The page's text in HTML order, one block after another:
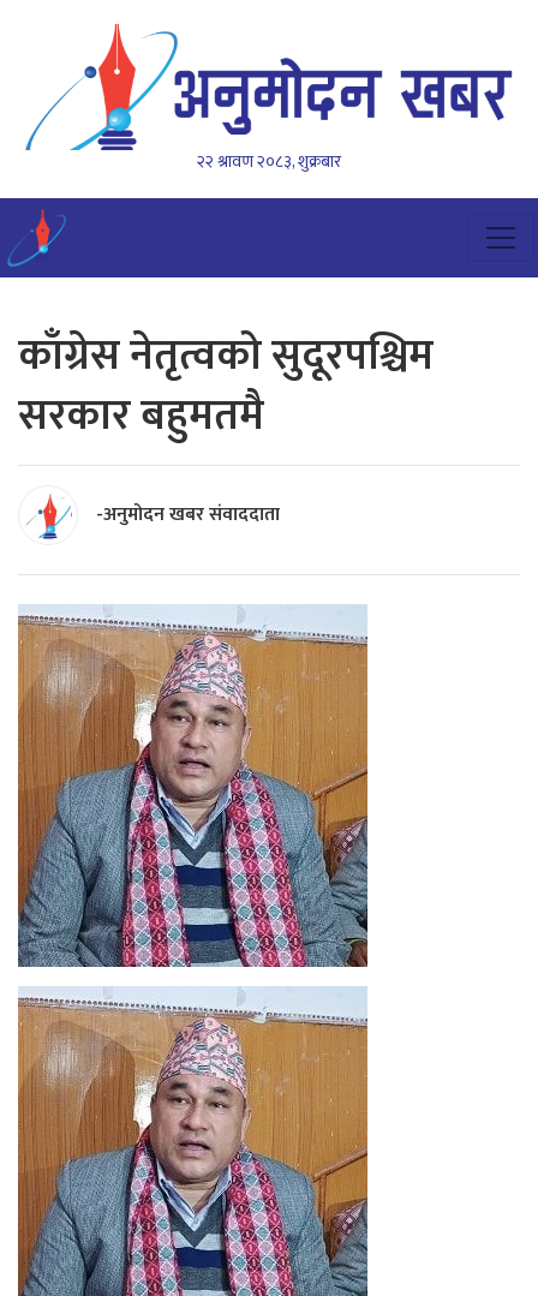
२२ श्रावण २०८३, शुक्रबार
काँग्रेस नेतृत्वको सुदूरपश्चिम
सरकार बहुमतमै
-अनुमोदन खबर संवाददाता